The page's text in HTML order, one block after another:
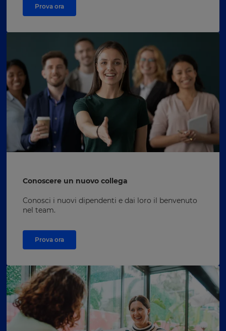
Prova ora
Conoscere un nuovo collega
Conosci i nuovi dipendenti e dai loro il benvenuto
nel team.
Prova ora